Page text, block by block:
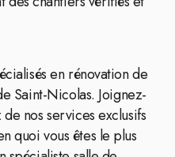
en rénovation de
Saint-Nicolas. Joignez-
nos services exclusifs
quoi vous êtes le plus